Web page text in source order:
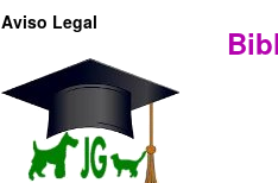
Aviso Legal